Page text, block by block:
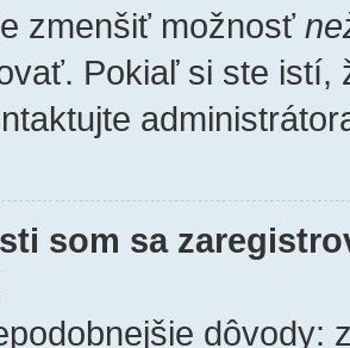
zmenšiť možnosť
Pokiaľ si ste istí,
som sa
dôvody: